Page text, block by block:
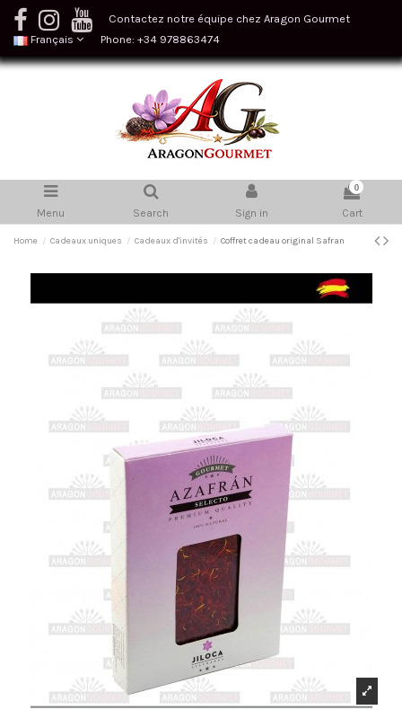
Contactez notre équipe chez Aragon Gourmet
Français
Phone: +34 978863474
Menu Search Sign in
0
Cart
Home Cadeaux uniques Cadeaux d'invités Coffret cadeau original Safran